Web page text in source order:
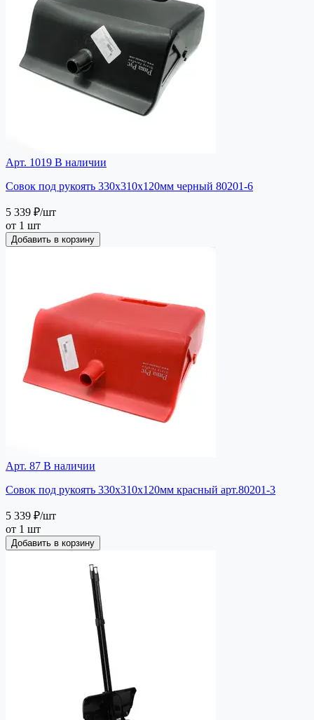
Арт. 1019 В наличии
Совок под рукоять 330х310х120мм черный 80201-6
5 339 ₽/шт
от 1 шт
Добавить в корзину
Арт. 87 В наличии
Совок под рукоять 330х310х120мм красный арт.80201-3
5 339 ₽/шт
от 1 шт
Добавить в корзину